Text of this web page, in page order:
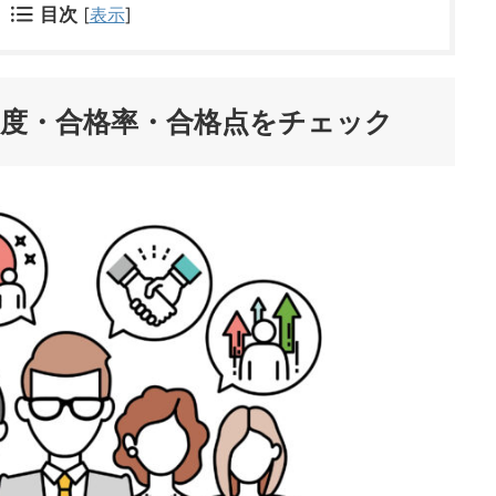
目次 [表示]
・合格率・合格点をチェック